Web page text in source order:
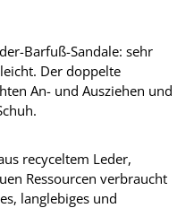
Barfuß-Sandale: sehr
Der doppelte
An- und Ausziehen und
recyceltem Leder,
Ressourcen verbraucht
langlebiges und